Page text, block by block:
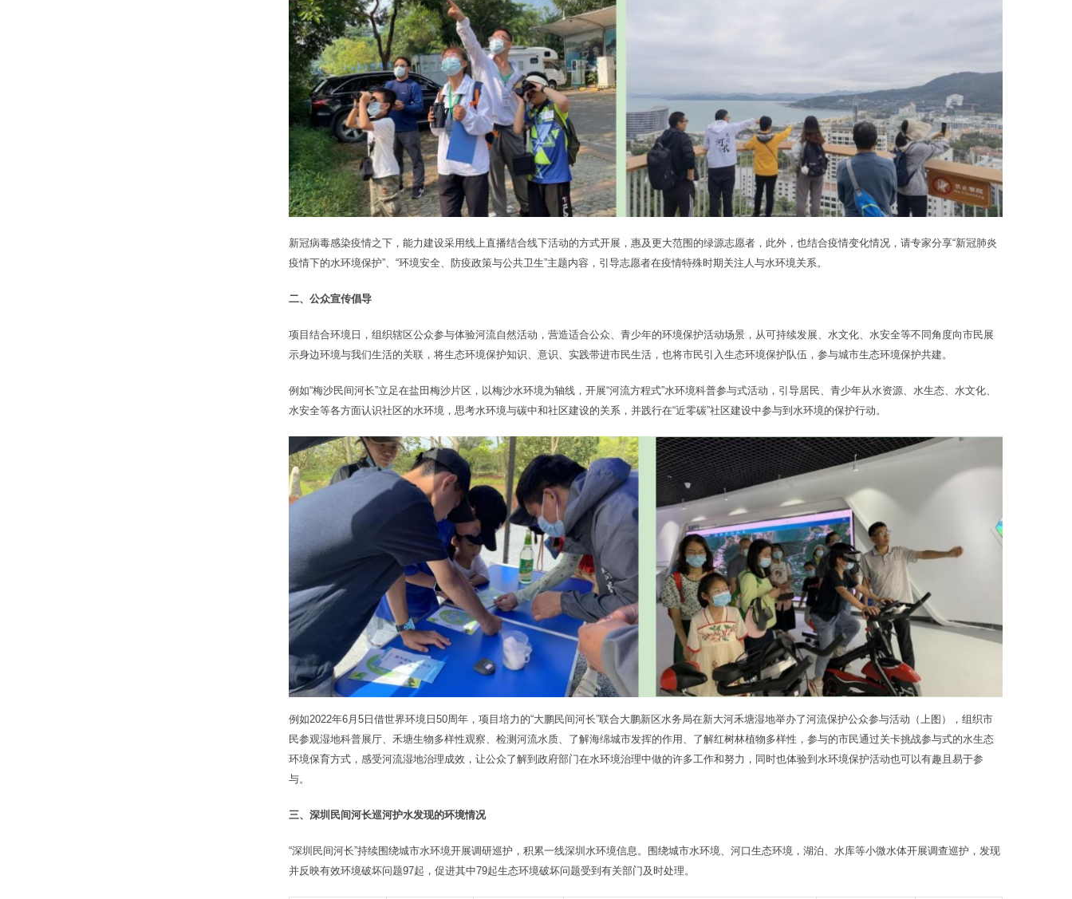
新冠病毒感染疫情之下，能力建设采用线上直播结合线下活动的方式开展，惠及更大范围的绿源志愿者，此外，也结合疫情变化情况，请专家分享“新冠肺炎
疫情下的水环境保护”、“环境安全、防疫政策与公共卫生”主题内容，引导志愿者在疫情特殊时期关注人与水环境关系。
二、公众宣传倡导
项目结合环境日，组织辖区公众参与体验河流自然活动，营造适合公众、青少年的环境保护活动场景，从可持续发展、水文化、水安全等不同角度向市民展
示身边环境与我们生活的关联，将生态环境保护知识、意识、实践带进市民生活，也将市民引入生态环境保护队伍，参与城市生态环境保护共建。
例如“梅沙民间河长”立足在盐田梅沙片区，以梅沙水环境为轴线，开展“河流方程式”水环境科普参与式活动，引导居民、青少年从水资源、水生态、水文化、
水安全等各方面认识社区的水环境，思考水环境与碳中和社区建设的关系，并践行在“近零碳”社区建设中参与到水环境的保护行动。
例如2022年6月5日借世界环境日50周年，项目培力的“大鹏民间河长”联合大鹏新区水务局在新大河禾塘湿地举办了河流保护公众参与活动（上图），组织市
民参观湿地科普展厅、禾塘生物多样性观察、检测河流水质、了解海绵城市发挥的作用、了解红树林植物多样性，参与的市民通过关卡挑战参与式的水生态
环境保育方式，感受河流湿地治理成效，让公众了解到政府部门在水环境治理中做的许多工作和努力，同时也体验到水环境保护活动也可以有趣且易于参
与。
三、 深圳民间河长巡河护水发现的环境情况
“深圳民间河长”持续围绕城市水环境开展调研巡护，积累一线深圳水环境信息。围绕城市水环境、河口生态环境，湖泊、水库等小微水体开展调查巡护，发现
并反映有效环境破坏问题97起，促进其中79起生态环境破坏问题受到有关部门及时处理。